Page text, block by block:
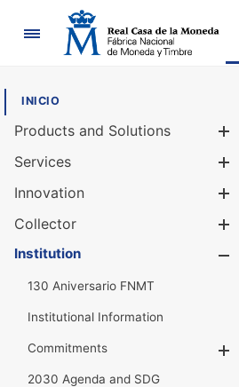
Navigation
INICIO
Products and Solutions
Services
Innovation
Collector
Institution
130 Aniversario FNMT
Institutional Information
Commitments
2030 Agenda and SDG